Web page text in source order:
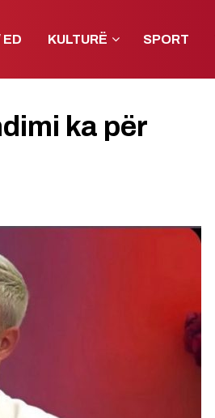
ED KULTURË SPORT
ka për